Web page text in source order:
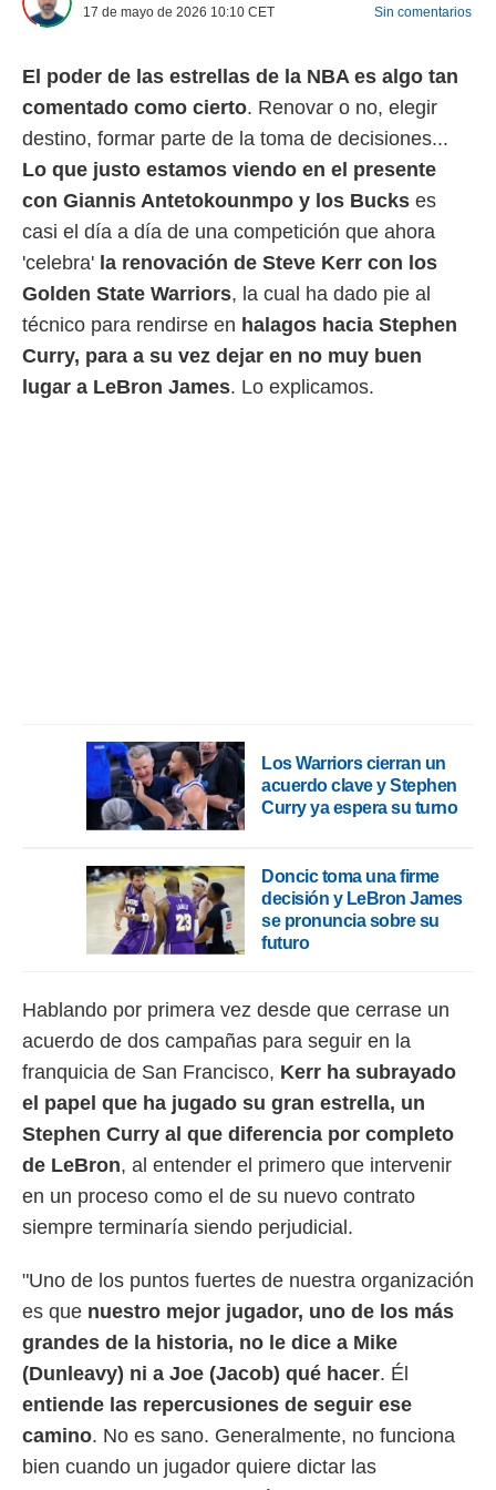
y
disponible
cookies
únicos
IP
de
traten tus
en
interés
a lo que
Para
su
17 de mayo de 2026 10:10 CET
Sin comentarios
El poder de las estrellas de la NBA es algo tan
comentado como cierto. Renovar o no, elegir
destino, formar parte de la toma de decisiones...
Lo que justo estamos viendo en el presente
con Giannis Antetokounmpo y los Bucks es
casi el día a día de una competición que ahora
'celebra' la renovación de Steve Kerr con los
Golden State Warriors, la cual ha dado pie al
técnico para rendirse en halagos hacia Stephen
Curry, para a su vez dejar en no muy buen
lugar a LeBron James. Lo explicamos.
Los Warriors cierran un
acuerdo clave y Stephen
Curry ya espera su turno
Doncic toma una firme
decisión y LeBron James
se pronuncia sobre su
futuro
Hablando por primera vez desde que cerrase un
acuerdo de dos campañas para seguir en la
franquicia de San Francisco, Kerr ha subrayado
el papel que ha jugado su gran estrella, un
Stephen Curry al que diferencia por completo
de LeBron, al entender el primero que intervenir
en un proceso como el de su nuevo contrato
siempre terminaría siendo perjudicial.
"Uno de los puntos fuertes de nuestra organización
es que nuestro mejor jugador, uno de los más
grandes de la historia, no le dice a Mike
(Dunleavy) ni a Joe (Jacob) qué hacer. Él
entiende las repercusiones de seguir ese
camino. No es sano. Generalmente, no funciona
bien cuando un jugador quiere dictar las